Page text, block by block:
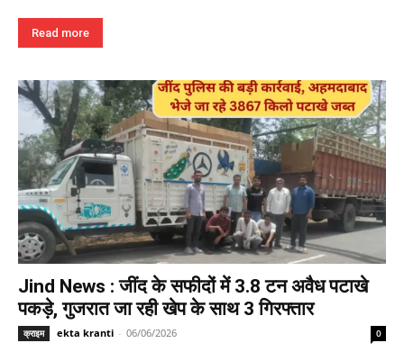
Read more
Jind News : जींद के सफीदों में 3.8 टन अवैध पटाखे
पकड़े, गुजरात जा रही खेप के साथ 3 गिरफ्तार
क्राइम ekta kranti - 06/06/2026 0